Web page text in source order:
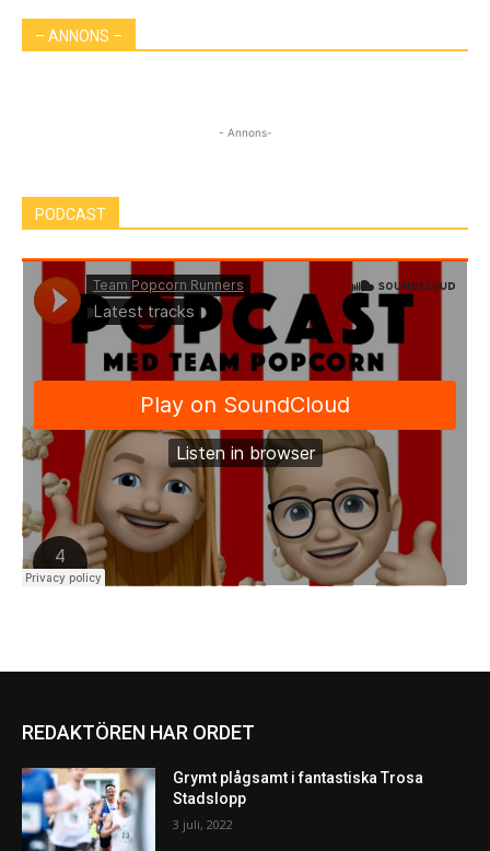
– ANNONS –
- Annons-
PODCAST
REDAKTÖREN HAR ORDET
Grymt plågsamt i fantastiska Trosa
Stadslopp
3 juli, 2022